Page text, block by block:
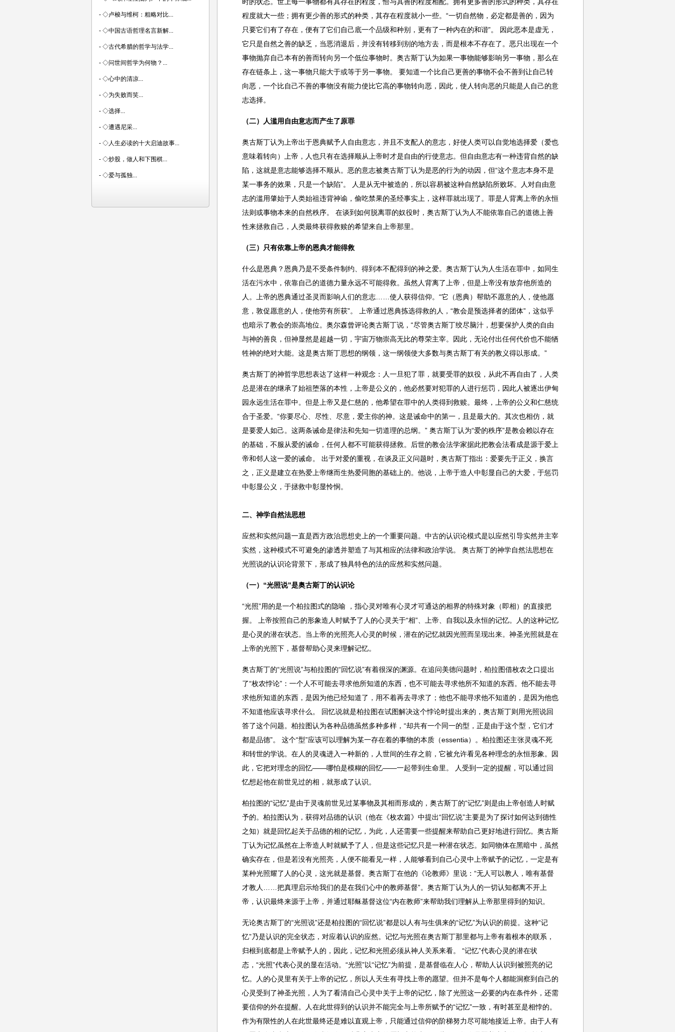
程度就大一些；拥有更少善的形式的种类，其存在程度就小一些。“一切自然物，必定都是善的，因为
只要它们有了存在，便有了它们自己底一个品级和种别，更有了一种内在的和谐”。 因此恶本是虚无，
它只是自然之善的缺乏，当恶消退后，并没有转移到别的地方去，而是根本不存在了。恶只出现在一个
事物抛弃自己本有的善而转向另一个低位事物时。奥古斯丁认为如果一事物能够影响另一事物，那么在
存在链条上，这一事物只能大于或等于另一事物。 要知道一个比自己更善的事物不会不善到让自己转
向恶，一个比自己不善的事物没有能力使比它高的事物转向恶，因此，使人转向恶的只能是人自己的意
志选择。
（二）人滥用自由意志而产生了原罪
奥古斯丁认为上帝出于恩典赋予人自由意志，并且不支配人的意志，好使人类可以自觉地选择爱（爱也
意味着转向）上帝，人也只有在选择顺从上帝时才是自由的行使意志。但自由意志有一种违背自然的缺
陷，这就是意志能够选择不顺从。恶的意志被奥古斯丁认为是恶的行为的动因，但“这个意志本身不是
某一事务的效果，只是一个缺陷”。 人是从无中被造的，所以容易被这种自然缺陷所败坏。人对自由意
志的滥用肇始于人类始祖违背神谕，偷吃禁果的圣经事实上，这样罪就出现了。罪是人背离上帝的永恒
法则或事物本来的自然秩序。 在谈到如何脱离罪的奴役时，奥古斯丁认为人不能依靠自己的道德上善
性来拯救自己，人类最终获得救赎的希望来自上帝那里。
（三）只有依靠上帝的恩典才能得救
什么是恩典？恩典乃是不受条件制约、得到本不配得到的神之爱。奥古斯丁认为人生活在罪中，如同生
活在污水中，依靠自己的道德力量永远不可能得救。虽然人背离了上帝，但是上帝没有放弃他所造的
人。上帝的恩典通过圣灵而影响人们的意志……使人获得信仰。“它（恩典）帮助不愿意的人，使他愿
意，敦促愿意的人，使他劳有所获”。 上帝通过恩典拣选得救的人，“教会是预选择者的团体”，这似乎
也暗示了教会的崇高地位。奥尔森曾评论奥古斯丁说，“尽管奥古斯丁绞尽脑汁，想要保护人类的自由
与神的善良，但神显然是超越一切，宇宙万物崇高无比的尊荣主宰。因此，无论付出任何代价也不能牺
牲神的绝对大能。这是奥古斯丁思想的纲领，这一纲领使大多数与奥古斯丁有关的教义得以形成。”
奥古斯丁的神哲学思想表达了这样一种观念：人一旦犯了罪，就要受罪的奴役，从此不再自由了，人类
总是潜在的继承了始祖堕落的本性，上帝是公义的，他必然要对犯罪的人进行惩罚，因此人被逐出伊甸
园永远生活在罪中。但是上帝又是仁慈的，他希望在罪中的人类得到救赎。最终，上帝的公义和仁慈统
合于圣爱。“你要尽心、尽性、尽意，爱主你的神。这是诫命中的第一，且是最大的。其次也相仿，就
是要爱人如己。这两条诫命是律法和先知一切道理的总纲。” 奥古斯丁认为“爱的秩序”是教会赖以存在
的基础，不服从爱的诫命，任何人都不可能获得拯救。后世的教会法学家据此把教会法看成是源于爱上
帝和邻人这一爱的诫命。 出于对爱的重视，在谈及正义问题时，奥古斯丁指出：爱要先于正义，换言
之，正义是建立在热爱上帝继而生热爱同胞的基础上的。他说，上帝于造人中彰显自己的大爱，于惩罚
中彰显公义，于拯救中彰显怜悯。
二、神学自然法思想
应然和实然问题一直是西方政治思想史上的一个重要问题。中古的认识论模式是以应然引导实然并主宰
实然，这种模式不可避免的渗透并塑造了与其相应的法律和政治学说。 奥古斯丁的神学自然法思想在
光照说的认识论背景下，形成了独具特色的法的应然和实然问题。
（一）“光照说”是奥古斯丁的认识论
“光照”用的是一个柏拉图式的隐喻 ，指心灵对唯有心灵才可通达的相界的特殊对象（即相）的直接把
握。 上帝按照自己的形象造人时赋予了人的心灵关于“相”、上帝、自我以及永恒的记忆。人的这种记忆
是心灵的潜在状态。当上帝的光照亮人心灵的时候，潜在的记忆就因光照而呈现出来。神圣光照就是在
上帝的光照下，基督帮助心灵来理解记忆。
奥古斯丁的“光照说”与柏拉图的“回忆说”有着很深的渊源。在追问美德问题时，柏拉图借枚农之口提出
了“枚农悖论”：一个人不可能去寻求他所知道的东西，也不可能去寻求他所不知道的东西。他不能去寻
求他所知道的东西，是因为他已经知道了，用不着再去寻求了；他也不能寻求他不知道的，是因为他也
不知道他应该寻求什么。 回忆说就是柏拉图在试图解决这个悖论时提出来的，奥古斯丁则用光照说回
答了这个问题。柏拉图认为各种品德虽然多种多样，“却共有一个同一的型，正是由于这个型，它们才
都是品德”。 这个“型”应该可以理解为某一存在着的事物的本质（essentia）。柏拉图还主张灵魂不死
和转世的学说。在人的灵魂进入一种新的，人世间的生存之前，它被允许看见各种理念的永恒形象。因
此，它把对理念的回忆——哪怕是模糊的回忆——一起带到生命里。 人受到一定的提醒，可以通过回
忆想起他在前世见过的相，就形成了认识。
柏拉图的“记忆”是由于灵魂前世见过某事物及其相而形成的，奥古斯丁的“记忆”则是由上帝创造人时赋
予的。柏拉图认为，获得对品德的认识（他在《枚农篇》中提出“回忆说”主要是为了探讨如何达到德性
之知）就是回忆起关于品德的相的记忆，为此，人还需要一些提醒来帮助自己更好地进行回忆。奥古斯
丁认为记忆虽然在上帝造人时就赋予了人，但是这些记忆只是一种潜在状态。如同物体在黑暗中，虽然
确实存在，但是若没有光照亮，人便不能看见一样，人能够看到自己心灵中上帝赋予的记忆，一定是有
某种光照耀了人的心灵，这光就是基督。奥古斯丁在他的《论教师》里说：“无人可以教人，唯有基督
才教人……把真理启示给我们的是在我们心中的教师基督”。奥古斯丁认为人的一切认知都离不开上
帝，认识最终来源于上帝，并通过耶稣基督这位“内在教师”来帮助我们理解从上帝那里得到的知识。
无论奥古斯丁的“光照说”还是柏拉图的“回忆说”都是以人有与生俱来的“记忆”为认识的前提。这种“记
忆”乃是认识的完全状态，对应着认识的应然。记忆与光照在奥古斯丁那里都与上帝有着根本的联系，
归根到底都是上帝赋予人的，因此，记忆和光照必须从神人关系来看。 “记忆”代表心灵的潜在状
态，“光照”代表心灵的显在活动。“光照”以“记忆”为前提，是基督临在人心，帮助人认识到被照亮的记
忆。人的心灵里有关于上帝的记忆，所以人天生有寻找上帝的愿望。但并不是每个人都能洞察到自己的
心灵受到了神圣光照，人为了看清自己心灵中关于上帝的记忆，除了光照这一必要的内在条件外，还需
要信仰的外在提醒。人在此世得到的认识并不能完全与上帝所赋予的“记忆”一致，有时甚至是相悖的。
作为有限性的人在此世最终还是难以直观上帝，只能通过信仰的阶梯努力尽可能地接近上帝。由于人有
- ◇卢梭与维柯：粗略对比...
- ◇中国古语哲理名言新解...
- ◇古代希腊的哲学与法学...
- ◇问世间哲学为何物？...
- ◇心中的清凉...
- ◇为失败而笑...
- ◇选择...
- ◇遭遇尼采...
- ◇人生必读的十大启迪故事...
- ◇炒股，做人和下围棋...
- ◇爱与孤独...